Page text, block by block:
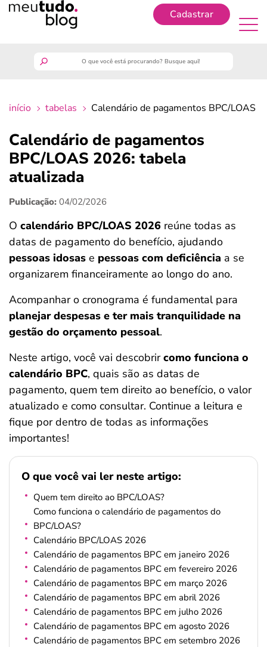
Cadastrar
finanças
benefícios
últimas notícias
ferramentas
início tabelas Calendário de pagamentos BPC/LOAS
Calendário de pagamentos
BPC/LOAS 2026: tabela
atualizada
Publicação: 04/02/2026
O calendário BPC/LOAS 2026 reúne todas as
datas de pagamento do benefício, ajudando
pessoas idosas e pessoas com deficiência a se
organizarem financeiramente ao longo do ano.
Acompanhar o cronograma é fundamental para
planejar despesas e ter mais tranquilidade na
gestão do orçamento pessoal.
Neste artigo, você vai descobrircomo funciona o
calendário BPC, quais são as datas de
pagamento, quem tem direito ao benefício, o valor
atualizado e como consultar. Continue a leitura e
fique por dentro de todas as informações
importantes!
O que você vai ler neste artigo:
Quem tem direito ao BPC/LOAS?
Como funciona o calendário de pagamentos do
BPC/LOAS?
Calendário BPC/LOAS 2026
Calendário de pagamentos BPC em janeiro 2026
Calendário de pagamentos BPC em fevereiro 2026
Calendário de pagamentos BPC em março 2026
Calendário de pagamentos BPC em abril 2026
Calendário de pagamentos BPC em julho 2026
Calendário de pagamentos BPC em agosto 2026
Calendário de pagamentos BPC em setembro 2026